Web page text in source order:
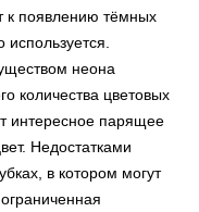
к появлению тёмных
неона
количества цветовых
интересное парящее
Недостатками
в котором могут